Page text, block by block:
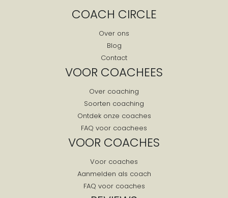
COACH CIRCLE
Over ons
Blog
Contact
VOOR COACHEES
Over coaching
Soorten coaching
Ontdek onze coaches
FAQ voor coachees
VOOR COACHES
Voor coaches
Aanmelden als coach
FAQ voor coaches